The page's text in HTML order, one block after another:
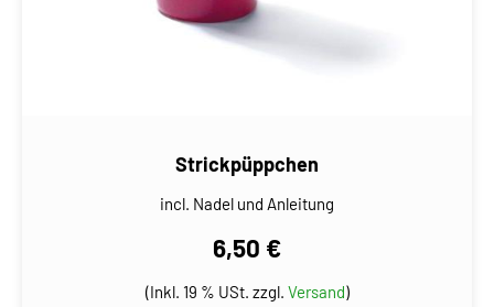
Strickpüppchen
incl. Nadel und Anleitung
6,50 €
(Inkl. 19 % USt. zzgl. Versand)